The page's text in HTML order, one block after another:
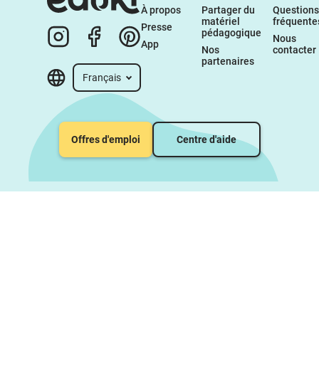
Français
À propos
Presse
App
Partager du
matériel
pédagogique
Nos
partenaires
Questions
Nous
contacter
Offres d'emploi Centre d'aide